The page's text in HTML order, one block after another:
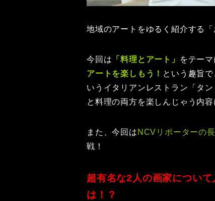
地域のアートをゆるく紹介する「
今回は 「料理とアート」 をテーマ
アートを楽しもう！ という趣旨
いうイタリアンレストラン「タ
と料理の両方を楽しんじゃう内容
また、今回は NCVリポーターの
戦！
超有名な2人の画家につい
は！？